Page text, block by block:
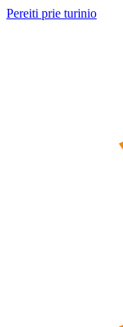
Pereiti prie turinio